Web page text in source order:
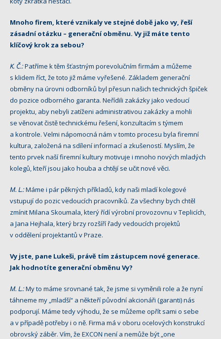
Mnoho firem, které vznikaly ve stejné době jako vy, řeší
zásadní otázku – generační obměnu. Vy již máte tento
klíčový krok za sebou?
K. Č.:Patříme k těm šťastným porevolučním firmám a můžeme
s klidem říct, že toto již máme vyřešené. Základem generační
obměny na úrovni odborníků byl přesun našich technických špiček
do pozice odborného garanta. Neřídili zakázky jako vedoucí
projektu, aby nebyli zatíženi administrativou zakázky a mohli
se věnovat čistě technickému řešení, konzultacím s týmem
a kontrole. Velmi nápomocná nám v tomto procesu byla firemní
kultura, založená na sdílení informací a zkušeností. Myslím, že
tento prvek naší firemní kultury motivuje i mnoho nových mladých
kolegů, kteří jsou jako houba a chtějí se učit nové věci.
M. L.:Máme i pár pěkných příkladů, kdy naši mladí kolegové
vstupují do pozic vedoucích pracovníků. Za všechny bych chtěl
zmínit Milana Skoumala, který řídí výrobní provozovnu v Teplicích,
a Jana Hejhala, který brzy rozšíří řady vedoucích projektů
v oddělení projektantů v Praze.
Vy jste, pane Lukeši, právě tím zástupcem nové generace.
Jak hodnotíte generační obměnu Vy?
M. L.:My to máme srovnané tak, že jsme si vyměnili role a že nyní
táhneme my „mladší“ a někteří původní akcionáři (garanti) nás
podporují. Máme tedy výhodu, že se můžeme opřít sami o sebe
a v případě potřeby i o ně. Firma má v oboru ocelových konstrukcí
obrovský záběr. Vím, že EXCON není a nemůže být „one